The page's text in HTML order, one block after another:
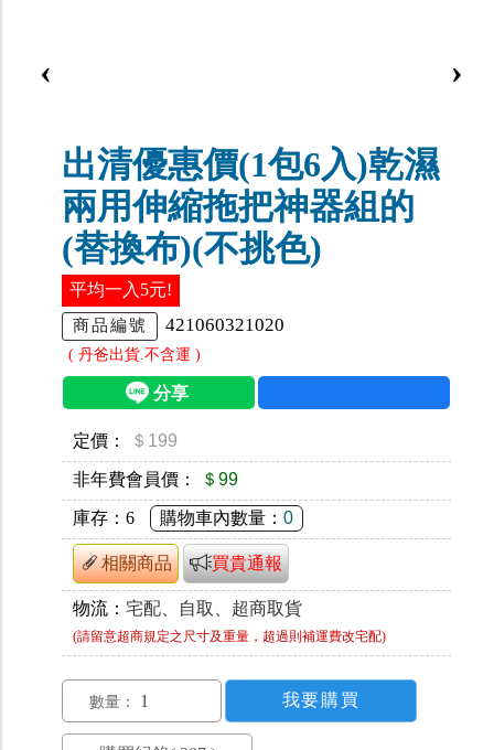
‹ ›
出清優惠價(1包6入)乾濕
兩用伸縮拖把神器組的
(替換布)(不挑色)
平均一入5元!
商品編號 421060321020
( 丹爸出貨.不含運 )
定價： ＄199
非年費會員價： ＄99
庫存： 6 購物車內數量： 0
相關商品 買貴通報
物流： 宅配、自取、超商取貨
(請留意超商規定之尺寸及重量，超過則補運費改宅配)
數量：